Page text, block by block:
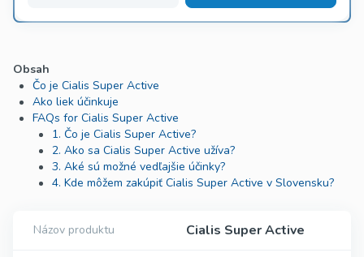
Obsah
Čo je Cialis Super Active
Ako liek účinkuje
FAQs for Cialis Super Active
1. Čo je Cialis Super Active?
2. Ako sa Cialis Super Active užíva?
3. Aké sú možné vedľajšie účinky?
4. Kde môžem zakúpiť Cialis Super Active v Slovensku?
Názov produktu Cialis Super Active